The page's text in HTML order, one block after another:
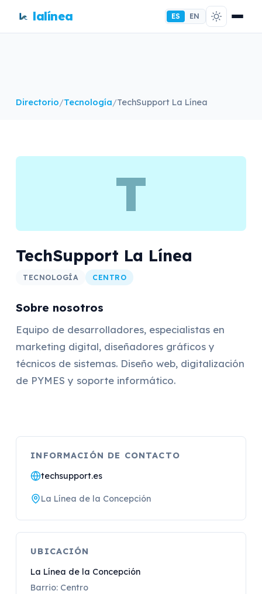
lalínea ES EN
Directorio/Tecnología/TechSupport La Línea
T
TechSupport La Línea
TECNOLOGÍA CENTRO
Sobre nosotros
Equipo de desarrolladores, especialistas en
marketing digital, diseñadores gráficos y
técnicos de sistemas. Diseño web, digitalización
de PYMES y soporte informático.
INFORMACIÓN DE CONTACTO
techsupport.es
La Línea de la Concepción
UBICACIÓN
La Línea de la Concepción
Barrio: Centro